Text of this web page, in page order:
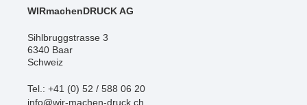
WIRmachenDRUCK AG
Sihlbruggstrasse 3
6340 Baar
Schweiz
Tel.: +41 (0) 52 / 588 06 20
info@wir-machen-druck.ch